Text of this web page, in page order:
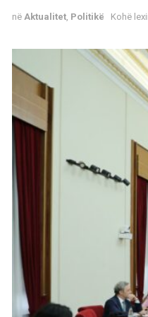
në Aktualitet Politikë Kohë